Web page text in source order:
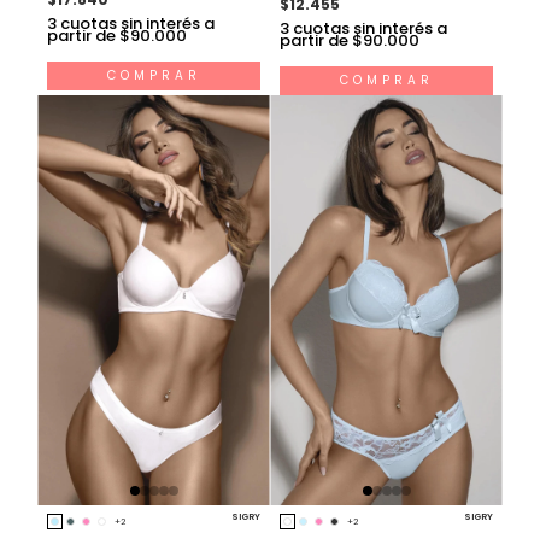
3 cuotas sin interés a
partir de $90.000
COMPRAR
3 cuotas sin interés a
partir de $90.000
COMPRAR
+2 SIGRY +2 SIGRY